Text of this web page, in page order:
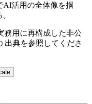
AI活用の全体像を掴
務用に再構成した非公
出典を参照してくださ